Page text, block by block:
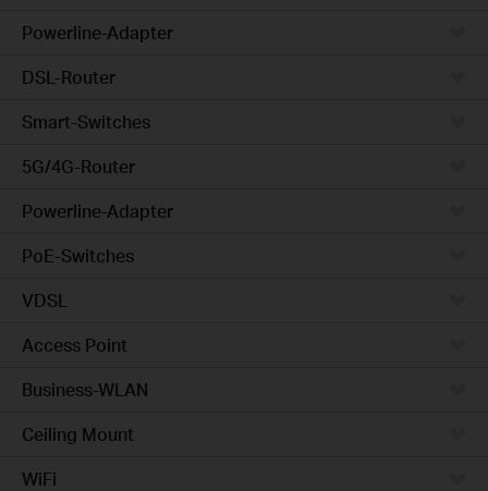
Powerline-Adapter
DSL-Router
Smart-Switches
5G/4G-Router
Powerline-Adapter
PoE-Switches
VDSL
Access Point
Business-WLAN
Ceiling Mount
WiFi